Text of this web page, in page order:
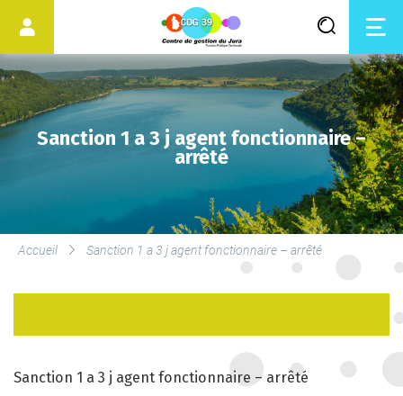
LES SERVICES DU CDG
LE DROIT SYNDICAL ET LES
PROFESSIONNELLES
Sanction 1 a 3 j agent fonctionnaire –
arrêté
Accueil Sanction 1 a 3 j agent fonctionnaire – arrêté
Sanction 1 a 3 j agent fonctionnaire – arrêté